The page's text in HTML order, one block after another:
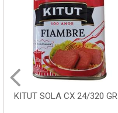
MOLHO VERDE D'AJUDA